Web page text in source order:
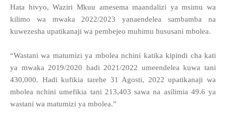
Hata hivyo, Waziri Mkuu amesema maandalizi ya msimu wa
kilimo wa mwaka 2022/2023 yanaendelea sambamba na
kuwezesha upatikanaji wa pembejeo muhimu hususani mbolea.
“Wastani wa matumizi ya mbolea nchini katika kipindi cha kati
ya mwaka 2019/2020 hadi 2021/2022 umeendelea kuwa tani
430,000. Hadi kufikia tarehe 31 Agosti, 2022 upatikanaji wa
mbolea nchini umefikia tani 213,403 sawa na asilimia 49.6 ya
wastani wa matumizi ya mbolea.”